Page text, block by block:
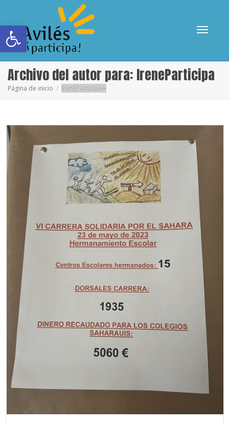
Abrir barra de herramientas
Archivo del autor para: IreneParticipa
Página de inicio IreneParticipa